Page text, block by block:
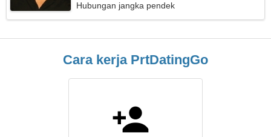
Hubungan jangka pendek
Cara kerja PrtDatingGo